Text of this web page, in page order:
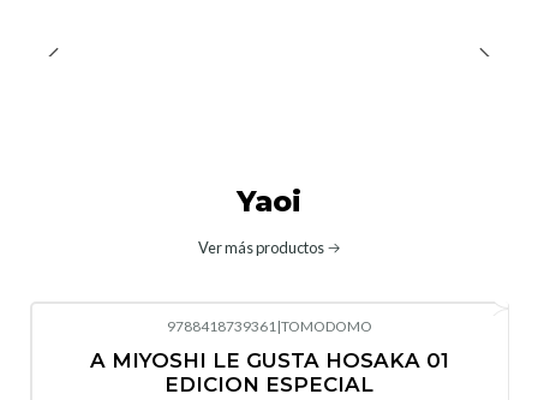
Yaoi
Ver más productos
9788418739361|TOMODOMO
A MIYOSHI LE GUSTA HOSAKA 01
EDICION ESPECIAL